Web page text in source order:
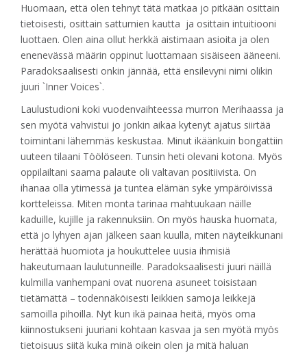
Huomaan, että olen tehnyt tätä matkaa jo pitkään osittain
tietoisesti, osittain sattumien kautta ja osittain intuitiooni
luottaen. Olen aina ollut herkkä aistimaan asioita ja olen
enenevässä määrin oppinut luottamaan sisäiseen ääneeni.
Paradoksaalisesti onkin jännää, että ensilevyni nimi olikin
juuri `Inner Voices`.
Laulustudioni koki vuodenvaihteessa murron Merihaassa ja
sen myötä vahvistui jo jonkin aikaa kytenyt ajatus siirtää
toimintani lähemmäs keskustaa. Minut ikäänkuin bongattiin
uuteen tilaani Töölöseen. Tunsin heti olevani kotona. Myös
oppilailtani saama palaute oli valtavan positiivista. On
ihanaa olla ytimessä ja tuntea elämän syke ympäröivissä
kortteleissa. Miten monta tarinaa mahtuukaan näille
kaduille, kujille ja rakennuksiin. On myös hauska huomata,
että jo lyhyen ajan jälkeen saan kuulla, miten näyteikkunani
herättää huomiota ja houkuttelee uusia ihmisiä
hakeutumaan laulutunneille. Paradoksaalisesti juuri näillä
kulmilla vanhempani ovat nuorena asuneet toisistaan
tietämättä – todennäköisesti leikkien samoja leikkejä
samoilla pihoilla. Nyt kun ikä painaa heitä, myös oma
kiinnostukseni juuriani kohtaan kasvaa ja sen myötä myös
tietoisuus siitä kuka minä oikein olen ja mitä haluan